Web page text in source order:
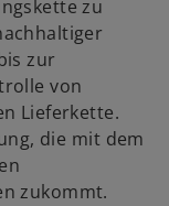
zu
zur
von
Lieferkette.
die mit dem
zukommt.